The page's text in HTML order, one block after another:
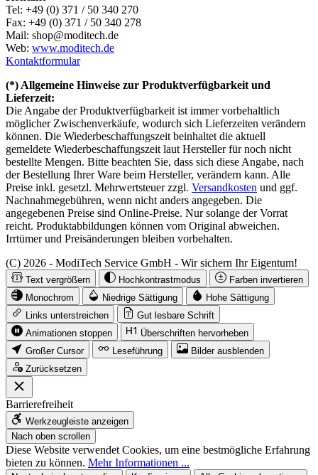
Tel: +49 (0) 371 / 50 340 270
Fax: +49 (0) 371 / 50 340 278
Mail: shop@moditech.de
Web: www.moditech.de
Kontaktformular
(*) Allgemeine Hinweise zur Produktverfügbarkeit und
Lieferzeit:
Die Angabe der Produktverfügbarkeit ist immer vorbehaltlich
möglicher Zwischenverkäufe, wodurch sich Lieferzeiten verändern
können. Die Wiederbeschaffungszeit beinhaltet die aktuell
gemeldete Wiederbeschaffungszeit laut Hersteller für noch nicht
bestellte Mengen. Bitte beachten Sie, dass sich diese Angabe, nach
der Bestellung Ihrer Ware beim Hersteller, verändern kann. Alle
Preise inkl. gesetzl. Mehrwertsteuer zzgl. Versandkosten und ggf.
Nachnahmegebühren, wenn nicht anders angegeben. Die
angegebenen Preise sind Online-Preise. Nur solange der Vorrat
reicht. Produktabbildungen können vom Original abweichen.
Irrtümer und Preisänderungen bleiben vorbehalten.
(C) 2026 - ModiTech Service GmbH - Wir sichern Ihr Eigentum!
Text vergrößern Hochkontrastmodus
Farben invertieren
Monochrom
Niedrige Sättigung
Hohe Sättigung
Links unterstreichen
Gut lesbare Schrift
Animationen stoppen
Überschriften hervorheben
Großer Cursor
Leseführung
Bilder ausblenden
Zurücksetzen
Barrierefreiheit
Werkzeugleiste anzeigen
Nach oben scrollen
Diese Website verwendet Cookies, um eine bestmögliche Erfahrung
bieten zu können. Mehr Informationen ...